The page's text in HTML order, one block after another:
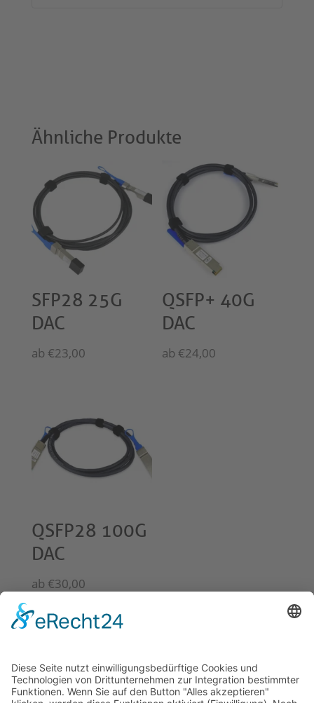
Ähnliche Produkte
SFP28 25G
DAC
ab €23,00
QSFP+ 40G
DAC
ab €24,00
QSFP28 100G
DAC
ab €30,00